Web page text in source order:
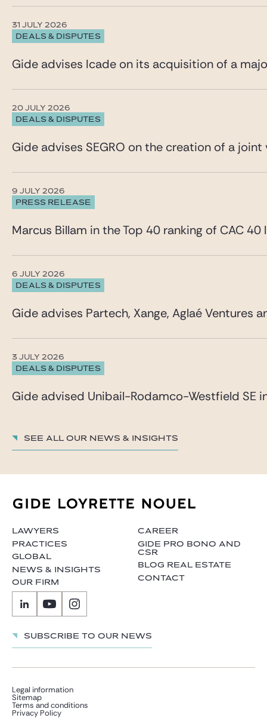
DEALS & DISPUTES
31 JULY 2026
Gide advises Icade on its acquisition of a
DEALS & DISPUTES
20 JULY 2026
Gide advises SEGRO on the creation of a
PRESS RELEASE
9 JULY 2026
Marcus Billam in the Top 40 ranking of CAC
DEALS & DISPUTES
6 JULY 2026
Gide advises Partech, Xange, Aglaé Ventures
DEALS & DISPUTES
3 JULY 2026
Gide advised Unibail-Rodamco-Westfield
See all our News & insights
LAWYERS
PRACTICES
GLOBAL
NEWS & INSIGHTS
OUR FIRM
CAREER
GIDE PRO BONO AND
CSR
BLOG REAL ESTATE
CONTACT
Subscribe to our news
Legal information
Sitemap
Terms and conditions
Privacy Policy